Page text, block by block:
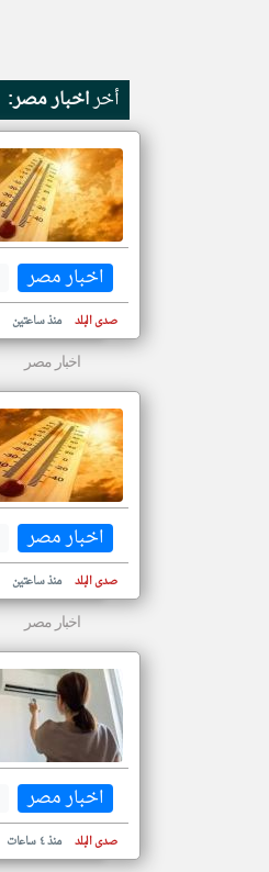
أخراخبار مصر:
اخبار مصر
صدى البلد منذ ساعتين
اخبار مصر
اخبار مصر
صدى البلد منذ ساعتين
اخبار مصر
اخبار مصر
صدى البلد منذ ٤ ساعات